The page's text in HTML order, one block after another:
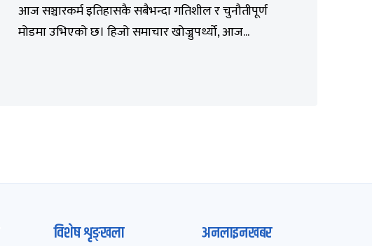
आज सञ्चारकर्म इतिहासकै सबैभन्दा गतिशील र चुनौतीपूर्ण
मोडमा उभिएको छ। हिजो समाचार खोज्नुपर्थ्यो, आज...
विशेष शृङ्खला अनलाइनखबर